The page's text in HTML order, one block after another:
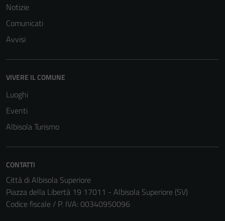
Notizie
Comunicati
Avvisi
VIVERE IL COMUNE
Luoghi
Eventi
Albisola Turismo
CONTATTI
Città di Albisola Superiore
Piazza della Libertà 19 17011 - Albisola Superiore (SV)
Codice fiscale / P. IVA: 00340950096
Tecnici
per il
funzionamento